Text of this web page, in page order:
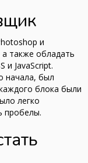
и
также обладать
и JavaScript.
начала, был
блока были
легко
пробелы.